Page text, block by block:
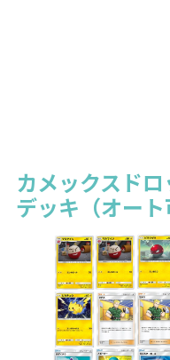
カメックスド
デッキ（オート